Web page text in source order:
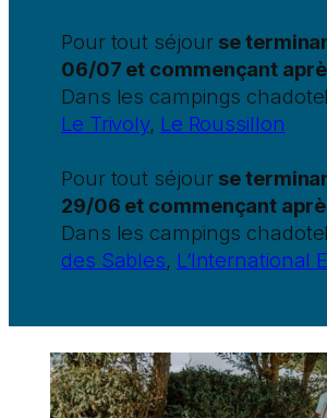
Pour tout séjour se
06/07 et commençant
Dans les campings
Le Trivoly, Le Roussillon
Pour tout séjour se
29/06 et commençant
Dans les campings
des Sables, L’International